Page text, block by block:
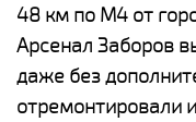
48 км по М4 от
Арсенал Заборов
даже без